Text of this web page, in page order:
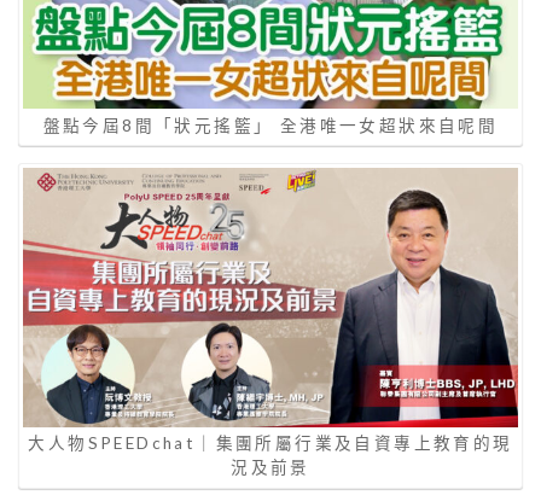
盤點今屆8間「狀元搖籃」 全港唯一女超狀來自呢間
大人物SPEEDchat｜集團所屬行業及自資專上教育的現
況及前景